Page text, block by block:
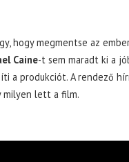
hogy megmentse az
Caine-t sem maradt ki a
a produkciót. A rendező
milyen lett a film.